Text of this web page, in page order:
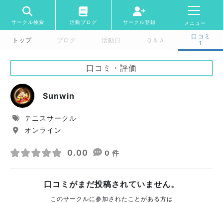
サークル検索 活動ブログ サークル登録 メニュー
トップ ブログ 活動日 Ｑ＆Ａ
口コミ
1
口コミ・評価
Sunwin
テニスサークル
オンライン
0.00 0 件
口コミがまだ投稿されていません。
このサークルに参加されたことがある方は